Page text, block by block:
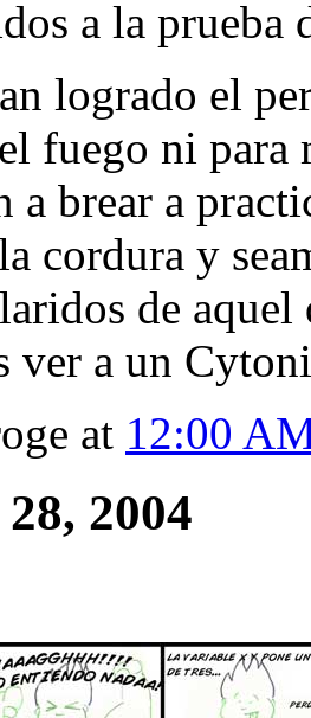
a la prueba
logrado el
fuego ni
a brear a
cordura y
de
ver a un
at 12:00
2004